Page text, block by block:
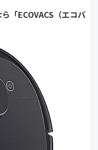
「ECOVACS（エコバ